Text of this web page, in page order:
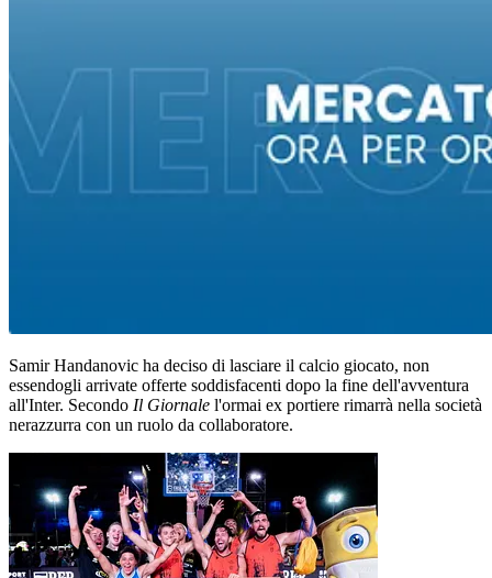
Samir Handanovic ha deciso di lasciare il calcio giocato, non
essendogli arrivate offerte soddisfacenti dopo la fine dell'avventura
all'Inter. Secondo Il Giornale l'ormai ex portiere rimarrà nella società
nerazzurra con un ruolo da collaboratore.